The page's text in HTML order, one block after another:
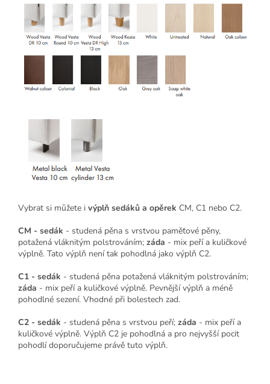
Vybrat si můžete i výplň sedáků a opěrek CM, C1 nebo C2.
CM - sedák - studená pěna s vrstvou paměťové pěny,
potažená vláknitým polstrováním; záda - mix peří a kuličkové
výplně. Tato výplň není tak pohodlná jako výplň C2.
C1 - sedák - studená pěna potažená vláknitým polstrováním;
záda - mix peří a kuličkové výplně. Pevnější výplň a méně
pohodlné sezení. Vhodné při bolestech zad.
C2 - sedák - studená pěna s vrstvou peří; záda - mix peří a
kuličkové výplně. Výplň C2 je pohodlná a pro nejvyšší pocit
pohodlí doporučujeme právě tuto výplň.